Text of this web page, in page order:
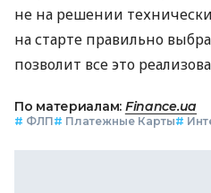
не на решении
на старте правильно
позволит все это
По материалам: Finance.ua
# ФЛП# Платежные Карты#